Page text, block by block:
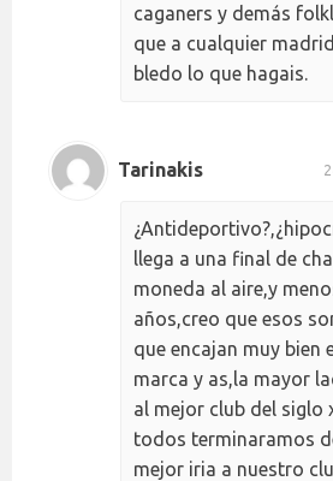
caganers y demás
que a cualquier
bledo lo que hagais.
Tarinakis
llega a una final de
moneda al aire,y
años,creo que esos
que encajan muy bien
marca y as,la mayor
al mejor club del siglo
todos terminaramos
mejor iria a nuestro